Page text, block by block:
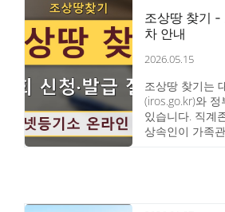
조상땅 찾기 -
차 안내
2026.05.15
조상땅 찾기는
(iros.go.kr)와
있습니다. 직계
상속인이 가족